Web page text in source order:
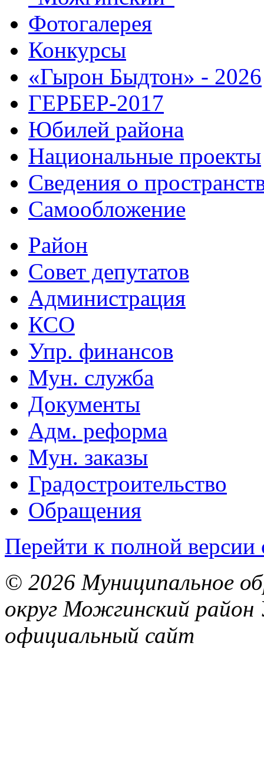
Фотогалерея
Конкурсы
«Гырон Быдтон» - 2026
ГЕРБЕР-2017
Юбилей района
Национальные проекты
Сведения о
Самообложение
Район
Совет депутатов
Администрация
КСО
Упр. финансов
Мун. служба
Документы
Адм. реформа
Мун. заказы
Градостроительство
Обращения
Перейти к полной версии
© 2026 Муниципальное
округ Можгинский район
официальный сайт